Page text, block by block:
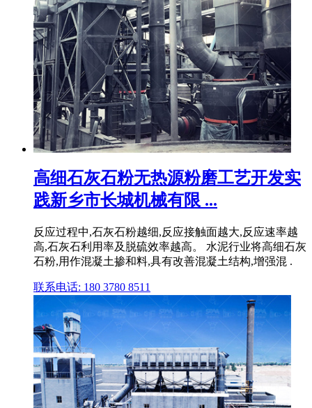
高细石灰石粉无热源粉磨工艺开发实
践新乡市长城机械有限 ...
反应过程中,石灰石粉越细,反应接触面越大,反应速率越
高,石灰石利用率及脱硫效率越高。 水泥行业将高细石灰
石粉,用作混凝土掺和料,具有改善混凝土结构,增强混 .
联系电话: 180 3780 8511